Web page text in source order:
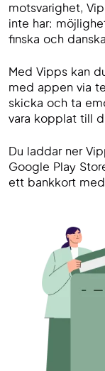
motsvarighet,
inte har:
finska och
Med Vipps kan
med appen via
skicka och ta
vara kopplat till
Du laddar ner
Google Play
ett bankkort